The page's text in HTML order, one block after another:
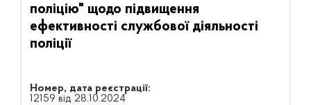
поліцію" щодо підвищення
ефективності службової діяльності
поліції
Номер, дата реєстрації:
12159 від 28.10.2024